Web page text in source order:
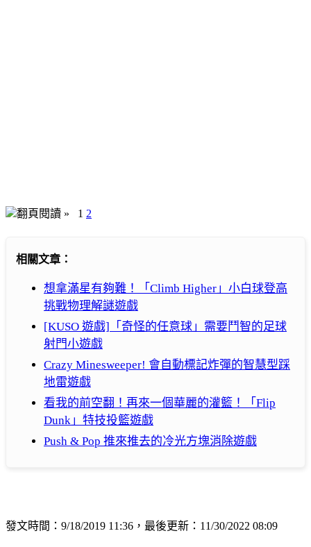
翻頁閱讀 » 1 2
相關文章：
想拿滿星有夠難！「Climb Higher」小白球登高
挑戰物理解謎遊戲
[KUSO 遊戲]「奇怪的任意球」需要鬥智的足球
射門小遊戲
Crazy Minesweeper! 會自動標記炸彈的智慧型踩
地雷遊戲
看我的前空翻！再來一個華麗的灌籃！「Flip
Dunk」特技投籃遊戲
Push & Pop 推來推去的冷光方塊消除遊戲
發文時間：9/18/2019 11:36，最後更新：11/30/2022 08:09